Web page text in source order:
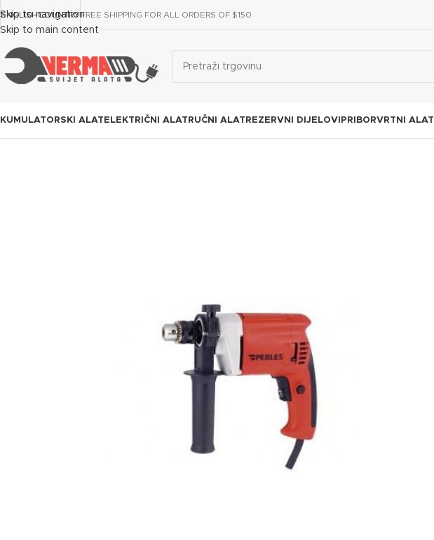
Skip to navigation
Skip to main content
ENGLISHCOUNTRYFREE SHIPPING FOR ALL ORDERS OF $150
ALAT ELEKTRIČNI ALAT RUČNI ALAT REZERVNI DIJELOVI PRIBORVRTNI ALAT